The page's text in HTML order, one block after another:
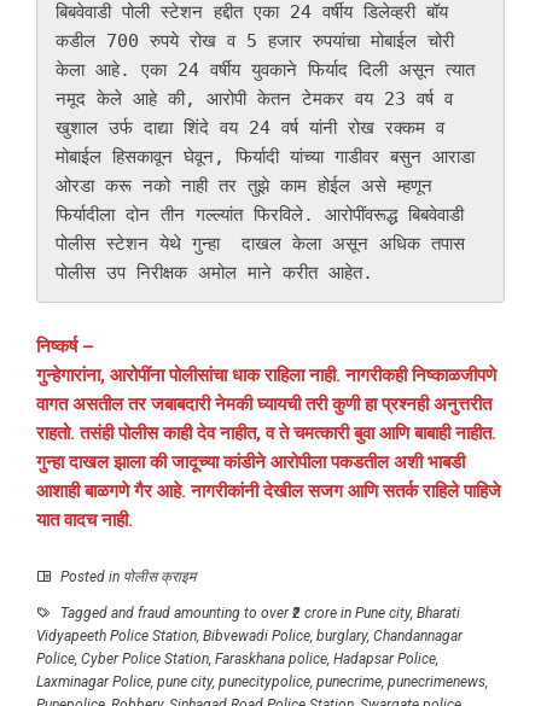
बिबवेवाडी पोली स्टेशन हद्दीत एका 24 वर्षीय डिलेव्हरी बॉय
कडील 700 रुपये रोख व 5 हजार रुपयांचा मोबाईल चोरी
केला आहे. एका 24 वर्षीय युवकाने फिर्याद दिली असून त्यात
नमूद केले आहे की, आरोपी केतन टेमकर वय 23 वर्ष व
खुशाल उर्फ दाद्या शिंदे वय 24 वर्ष यांनी रोख रक्कम व
मोबाईल हिसकावून घेवून, फिर्यादी यांच्या गाडीवर बसुन आराडा
ओरडा करू नको नाही तर तुझे काम होईल असे म्हणून
फिर्यादीला दोन तीन गल्ल्यांत फिरविले. आरोपींवरूद्ध बिबवेवाडी
पोलीस स्टेशन येथे गुन्हा  दाखल केला असून अधिक तपास
पोलीस उप निरीक्षक अमोल माने करीत आहेत.
निष्कर्ष –
गुन्हेगारांना, आरोपींना पोलीसांचा धाक राहिला नाही. नागरीकही निष्काळजीपणे
वागत असतील तर जबाबदारी नेमकी घ्यायची तरी कुणी हा प्रश्नही अनुत्तरीत
राहतो. तसंही पोलीस काही देव नाहीत, व ते चमत्कारी बुवा आणि बाबाही नाहीत.
गुन्हा दाखल झाला की जादूच्या कांडीने आरोपीला पकडतील अशी भाबडी
आशाही बाळगणे गैर आहे. नागरीकांनी देखील सजग आणि सतर्क राहिले पाहिजे
यात वादच नाही.
Posted in पोलीस क्राइम
Tagged and fraud amounting to over ₹2 crore in Pune city, Bharati
Vidyapeeth Police Station, Bibvewadi Police, burglary, Chandannagar
Police, Cyber ​​Police Station, Faraskhana police, Hadapsar Police,
Laxminagar Police, pune city, punecitypolice, punecrime, punecrimenews,